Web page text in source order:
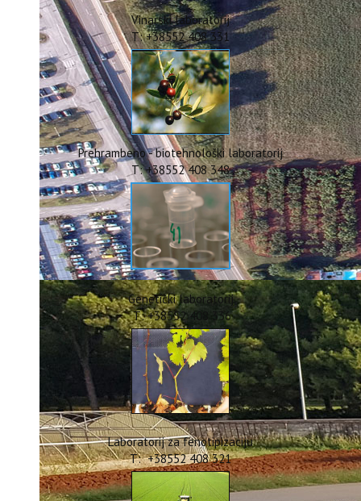
Akti Instituta
Linkovi
Kontakt
webmail
Popularizacija znanosti
ERASMUS+
HyPro4ST
DIGIAGRI
GreenTea
CIRCOLIVE
Vinarski laboratorij
T: +38552 408 331
Prehrambeno - biotehnološki laboratorij
T: +38552 408 348
Genetički laboratorij
T: +38552 408 336
Laboratorij za fenotipizaciju
T: +38552 408 321